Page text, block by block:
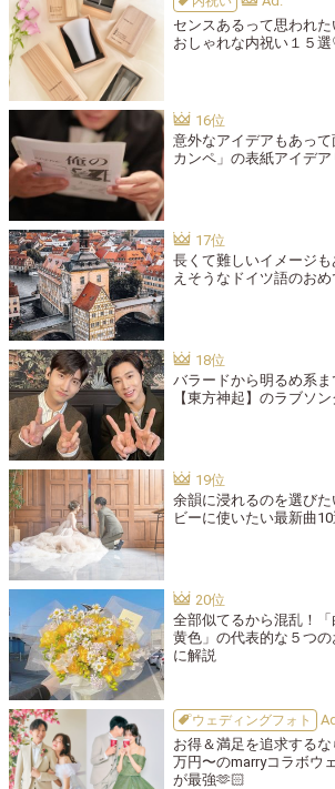
センスあるって思われ
おしゃれな内祝い１５
意外なアイデアもあっ
カンペ」の表紙アイデア
長くて難しいイメージ
えそうなドイツ語のお
バラードから明るめ系
【東方神起】のラブソ
余韻に浸れるのを選び
ビーに使いたい最新曲10
全部似てるから混乱！
黄色」の代表的な５つ
に解説
ウェディングフォト
お得＆満足を追求する
万円〜のmarryコラボウ
が最強🫶🏻